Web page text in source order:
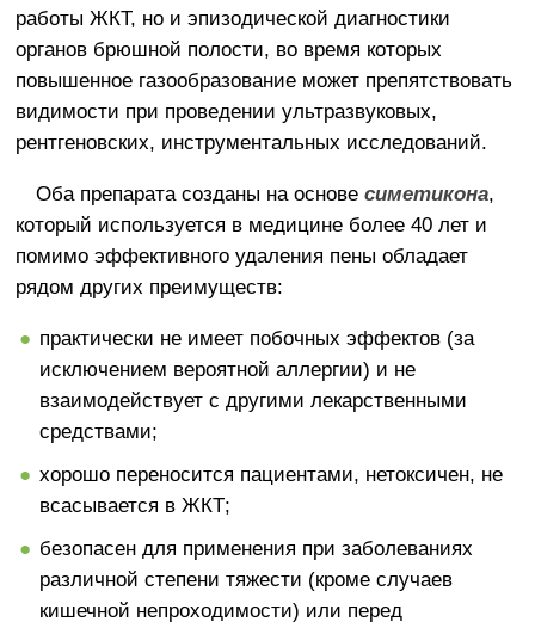
работы ЖКТ, но и эпизодической диагностики
органов брюшной полости, во время которых
повышенное газообразование может препятствовать
видимости при проведении ультразвуковых,
рентгеновских, инструментальных исследований.
Оба препарата созданы на основесиметикона,
который используется в медицине более 40 лет и
помимо эффективного удаления пены обладает
рядом других преимуществ:
практически не имеет побочных эффектов (за
исключением вероятной аллергии) и не
взаимодействует с другими лекарственными
средствами;
хорошо переносится пациентами, нетоксичен, не
всасывается в ЖКТ;
безопасен для применения при заболеваниях
различной степени тяжести (кроме случаев
кишечной непроходимости) или перед